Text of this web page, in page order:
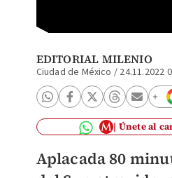
EDITORIAL MILENIO
Ciudad de México / 24.11.2022
Únete al
Aplacada 80